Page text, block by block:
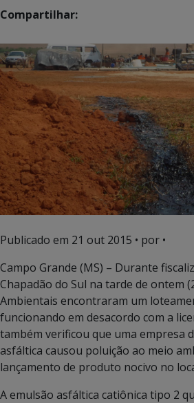
Compartilhar:
Publicado em 21 out 2015 • por •
Campo Grande (MS) – Durante
Chapadão do Sul na tarde de ontem
Ambientais encontraram um
funcionando em desacordo com a
também verificou que uma empresa
asfáltica causou poluição ao meio
lançamento de produto nocivo no
A emulsão asfáltica catiônica tipo 2